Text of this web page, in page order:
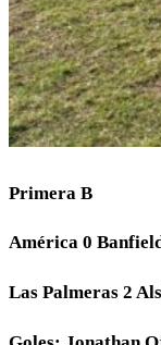
Primera B
América 0
Las Palmeras 2